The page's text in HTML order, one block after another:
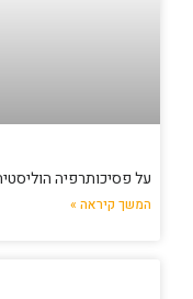
על פסיכותרפיה
המשך קיראה »